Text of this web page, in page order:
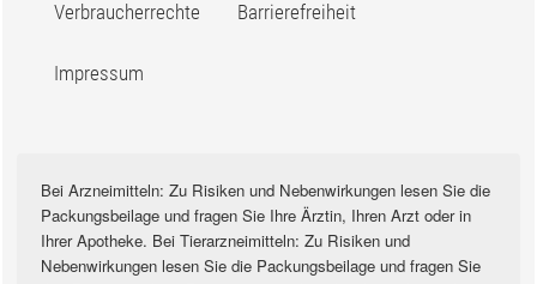
Verbraucherrechte Barrierefreiheit
Impressum
Bei Arzneimitteln: Zu Risiken und Nebenwirkungen lesen Sie die
Packungsbeilage und fragen Sie Ihre Ärztin, Ihren Arzt oder in
Ihrer Apotheke. Bei Tierarzneimitteln: Zu Risiken und
Nebenwirkungen lesen Sie die Packungsbeilage und fragen Sie